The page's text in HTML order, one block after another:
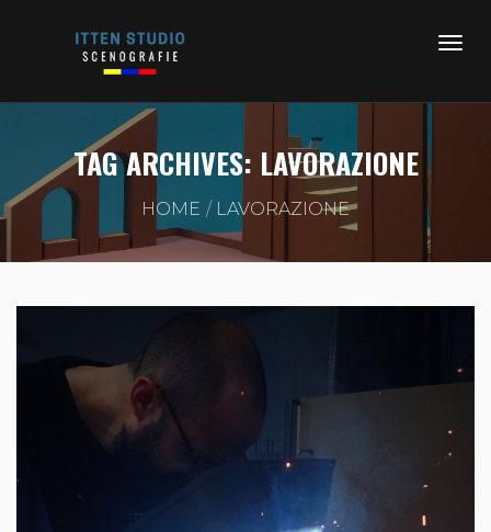
TAG ARCHIVES: LAVORAZIONE
HOME LAVORAZIONE